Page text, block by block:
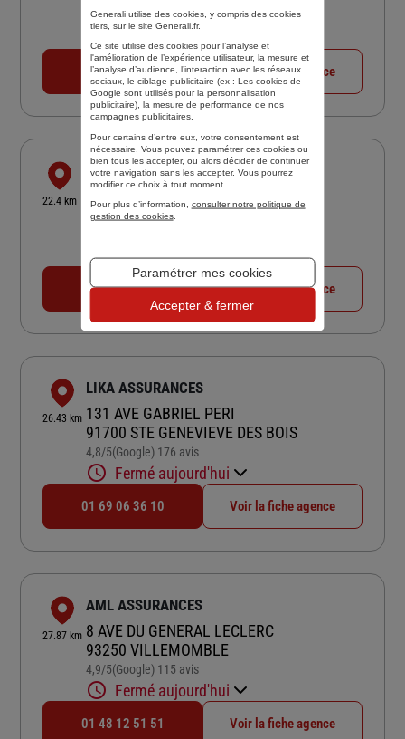
4,7/5Note de 4.7 sur 5
(Google) 49 avis
Fermé aujourd'hui
01 43 28 93 36 Voir la fiche agence
22.4 km
AGENCE SERGE IZZO
95300 PONTOISE
Fermé actuellement
01 30 32 45 30 Voir la fiche agence
26.43 km
LIKA ASSURANCES
131 AVE GABRIEL PERI
91700 STE GENEVIEVE DES BOIS
4,8/5Note de 4.8 sur 5
(Google) 176 avis
Fermé aujourd'hui
01 69 06 36 10 Voir la fiche agence
27.87 km
AML ASSURANCES
8 AVE DU GENERAL LECLERC
93250 VILLEMOMBLE
4,9/5Note de 4.9 sur 5
(Google) 115 avis
Fermé aujourd'hui
01 48 12 51 51 Voir la fiche agence
Generali utilise des cookies, y compris des cookies
tiers, sur le site Generali.fr.
Ce site utilise des cookies pour l’analyse et
l'amélioration de l’expérience utilisateur, la mesure et
l’analyse d’audience, l’interaction avec les réseaux
sociaux, le ciblage publicitaire (ex : Les cookies de
Google sont utilisés pour la personnalisation
publicitaire), la mesure de performance de nos
campagnes publicitaires.
Pour certains d’entre eux, votre consentement est
nécessaire. Vous pouvez paramétrer ces cookies ou
bien tous les accepter, ou alors décider de continuer
votre navigation sans les accepter. Vous pourrez
modifier ce choix à tout moment.
Pour plus d’information, consulter notre politique de
gestion des cookies.
Paramétrer mes cookies
Accepter & fermer